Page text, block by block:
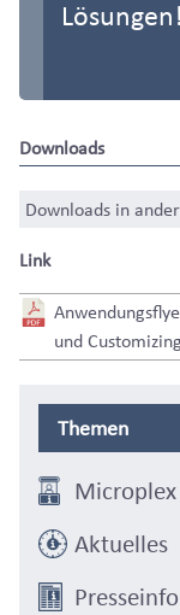
Lösungen!
Downloads
Downloads in
Link
und Customizing
Themen
Aktuelles